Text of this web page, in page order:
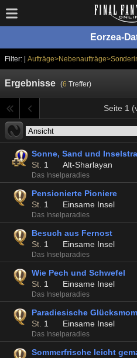
Eorzea-
Filter: |
Ergebnisse (6 Treffer)
Seite 1
Sonne, Sand und
St. 1 Alt-Sharlayan
Das Inselparadies
Pensionierte Pioniere
St. 1 Einsame Insel
Das Inselparadies
Besuch aus Fernost
St. 1 Einsame Insel
Das Inselparadies
Wie Pech und Schwefel
St. 1 Einsame Insel
Das Inselparadies
Paradiesische
St. 1 Einsame Insel
Das Inselparadies
Sommerfrische leicht